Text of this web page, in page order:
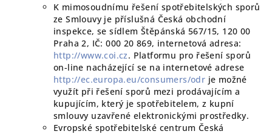
K mimosoudnímu řešení spotřebitelských sporů
ze Smlouvy je příslušná Česká obchodní
inspekce, se sídlem Štěpánská 567/15, 120 00
Praha 2, IČ: 000 20 869, internetová adresa:
http://www.coi.cz. Platformu pro řešení sporů
on-line nacházející se na internetové adrese
http://ec.europa.eu/consumers/odr je možné
využít při řešení sporů mezi prodávajícím a
kupujícím, který je spotřebitelem, z kupní
smlouvy uzavřené elektronickými prostředky.
Evropské spotřebitelské centrum Česká